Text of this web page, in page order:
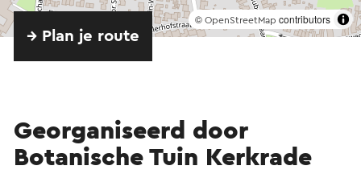
© OpenStreetMap contributors
→ Plan je route
Georganiseerd door
Botanische Tuin Kerkrade